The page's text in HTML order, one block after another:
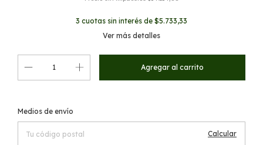
3 cuotas sin interés de $5.733,33
Ver más detalles
Entregas para el CP:
Medios de envío
Calcular